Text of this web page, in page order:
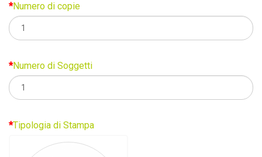
Numero di copie
Numero di Soggetti
Tipologia di Stampa